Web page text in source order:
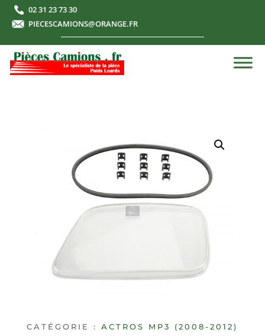
02 31 23 73 30
PIECESCAMIONS@ORANGE.FR
CATÉGORIE : ACTROS MP3 (2008-2012)